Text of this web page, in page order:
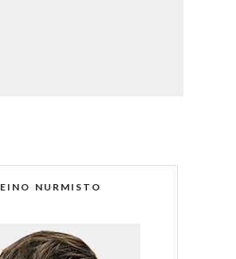
EINO NURMISTO